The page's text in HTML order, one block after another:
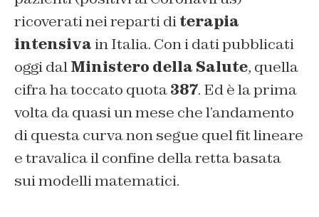
ricoverati nei reparti diterapia
intensivain Italia. Con i dati pubblicati
oggi dalMinistero della Salute, quella
cifra ha toccato quota387. Ed è la prima
volta da quasi un mese che l’andamento
di questa curva non segue quel fit lineare
e travalica il confine della retta basata
sui modelli matematici.